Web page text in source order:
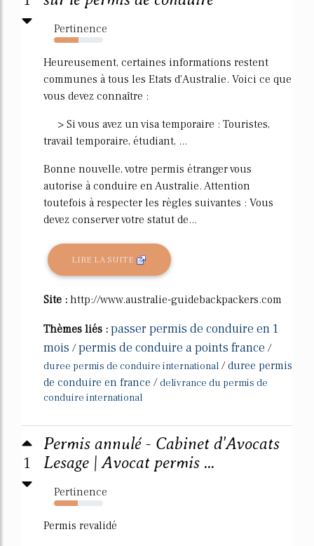
Pertinence
50%
Heureusement, certaines informations restent
communes à tous les Etats d'Australie. Voici ce que
vous devez connaître :
> Si vous avez un visa temporaire : Touristes,
travail temporaire, étudiant, ...
Bonne nouvelle, votre permis étranger vous
autorise à conduire en Australie. Attention
toutefois à respecter les règles suivantes : Vous
devez conserver votre statut de...
LIRE LA SUITE
Site : http://www.australie-guidebackpackers.com
Thèmes liés : passer permis de conduire en 1
mois /permis de conduire a points france /
duree permis de conduire international /duree permis
de conduire en france / delivrance du permis de
conduire international
1
Permis annulé - Cabinet d'Avocats
Lesage | Avocat permis ...
Pertinence
48%
Permis revalidé